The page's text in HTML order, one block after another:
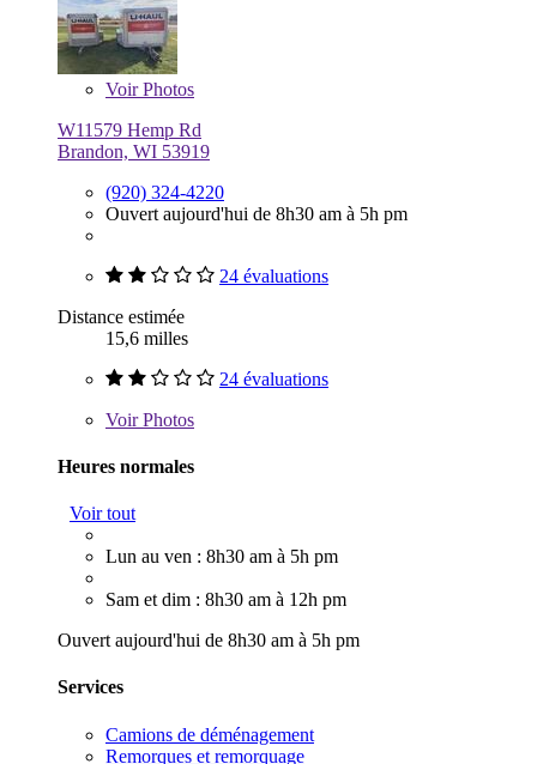
VoirPhotos
W11579 Hemp Rd
Brandon, WI 53919
(920) 324-4220
Ouvert aujourd'hui de 8h30 am à 5h pm
24 évaluations
Distance estimée
15,6 milles
24 évaluations
VoirPhotos
Heures normales
Voir tout
Lun au ven : 8h30 am à 5h pm
Sam et dim : 8h30 am à 12h pm
Ouvert aujourd'hui de 8h30 am à 5h pm
Services
Camions de déménagement
Remorques et remorquage